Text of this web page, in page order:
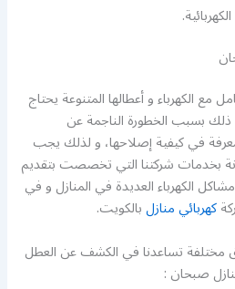
مع الكهرباء و أعطالها المتنوعة يحتاج
بسبب الخطورة الناجمة عن
في كيفية إصلاحها، و لذلك يجب
بخدمات شركتنا التي تخصصت بتقديم
الكهرباء العديدة في المنازل و في
كهربائي منازلبالكويت.
مختلفة تساعدنا في الكشف عن العطل
صبحان :